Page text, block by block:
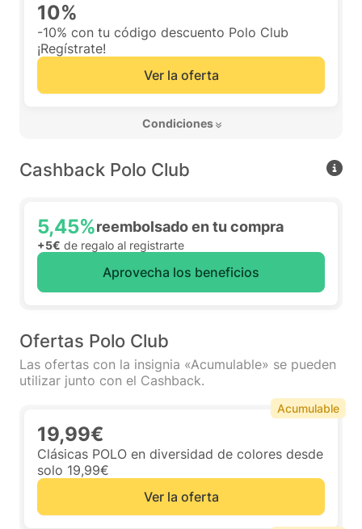
10%
-10% con tu código descuento Polo Club
¡Regístrate!
Ver la oferta
Condiciones
Cashback Polo Club
5,45%reembolsado en tu compra
+5€ de regalo al registrarte
Aprovecha los beneficios
Ofertas Polo Club
Las ofertas con la insignia «Acumulable» se pueden
utilizar junto con el Cashback.
19,99€
Clásicas POLO en diversidad de colores desde
solo 19,99€
Ver la oferta
Acumulable